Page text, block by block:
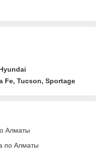
Fe, Tucson, Sportage
Алматы
по Алматы